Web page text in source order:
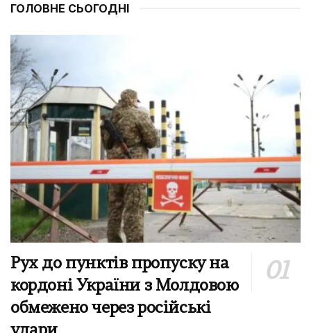
ГОЛОВНЕ СЬОГОДНІ
Рух до пунктів пропуску на
кордоні України з Молдовою
обмежено через російські